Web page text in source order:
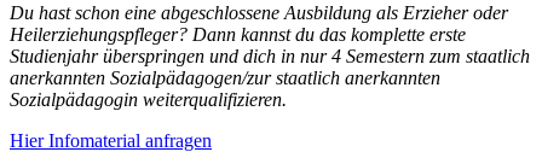
Du hast schon eine abgeschlossene Ausbildung als Erzieher oder
Heilerziehungspfleger? Dann kannst du das komplette erste
Studienjahr überspringen und dich in nur 4 Semestern zum staatlich
anerkannten Sozialpädagogen/zur staatlich anerkannten
Sozialpädagogin weiterqualifizieren.
Hier Infomaterial anfragen